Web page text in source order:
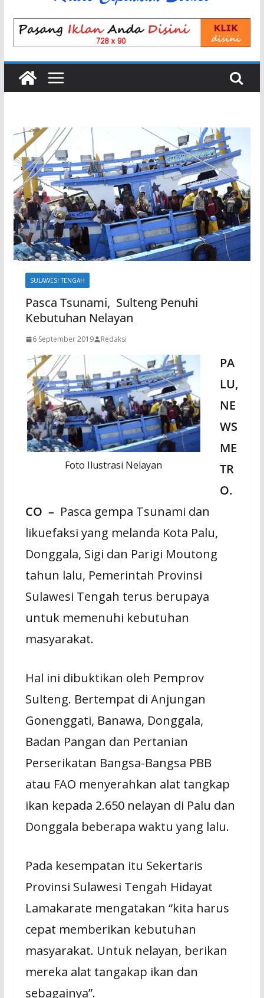
SULAWESI TENGAH
Pasca Tsunami, Sulteng Penuhi
Kebutuhan Nelayan
6 September 2019 Redaksi
Foto Ilustrasi Nelayan
PA
LU,
NE
WS
ME
TR
O.
CO – Pasca gempa Tsunami dan
likuefaksi yang melanda Kota Palu,
Donggala, Sigi dan Parigi Moutong
tahun lalu, Pemerintah Provinsi
Sulawesi Tengah terus berupaya
untuk memenuhi kebutuhan
masyarakat.
Hal ini dibuktikan oleh Pemprov
Sulteng. Bertempat di Anjungan
Gonenggati, Banawa, Donggala,
Badan Pangan dan Pertanian
Perserikatan Bangsa-Bangsa PBB
atau FAO menyerahkan alat tangkap
ikan kepada 2.650 nelayan di Palu dan
Donggala beberapa waktu yang lalu.
Pada kesempatan itu Sekertaris
Provinsi Sulawesi Tengah Hidayat
Lamakarate mengatakan “kita harus
cepat memberikan kebutuhan
masyarakat. Untuk nelayan, berikan
mereka alat tangakap ikan dan
sebagainya”.